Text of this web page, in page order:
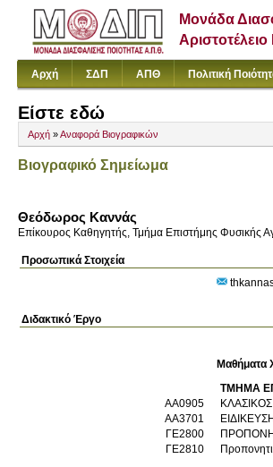
Μονάδα
Αρχή ΣΔΠ ΑΠΘ Πολιτική
Είστε εδώ
Αρχή »Αναφορά Βιογραφικών
Βιογραφικό Σημείωμα
Θεόδωρος Καννάς
Επίκουρος Καθηγητής, Τμήμα Επιστήμης Φυσικής
Προσωπικά Στοιχεία
Διδακτικό Έργο
Μαθήματα
ΤΜΗΜΑ
ΑΑ0905
ΑΑ3701
ΓΕ2800
ΓΕ2810